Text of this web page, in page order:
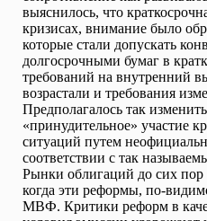
выяснилось, что
кризисах, внимание было
которые стали допускать
долгосрочными бумаг в
требований на внутренний
возрастали и требования
Предполагалось так
«принудительное» участие
ситуаций путем
соответствии с так
Рынки облигаций до сих
когда эти реформы, по-
МВФ. Критики реформ в